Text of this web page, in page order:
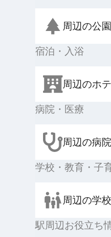
周辺の公
宿泊・入浴
周辺のホ
病院・医療
周辺の病
学校・教育・子
周辺の学
駅周辺お役立ち